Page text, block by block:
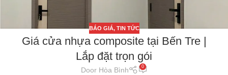
BÁO GIÁ, TIN TỨC
Giá cửa nhựa composite tại Bến Tre |
Lắp đặt trọn gói
Door Hòa Bình 0